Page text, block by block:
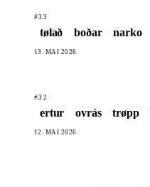
#33
tølað boðar narko
13. MAI 2026
#32
ertur ovrás trøpp
12. MAI 2026